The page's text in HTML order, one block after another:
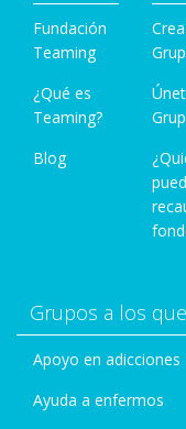
Fundación
Teaming
¿Qué es
Teaming?
Blog
Grupos a los
Apoyo en adicciones
Ayuda a enfermos